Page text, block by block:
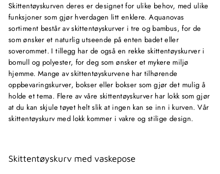
Skittentøyskurven deres er designet for ulike behov, med ulike
funksjoner som gjør hverdagen litt enklere. Aquanovas
sortiment består av skittentøyskurver i tre og bambus, for de
som ønsker et naturlig utseende på enten badet eller
soverommet. I tillegg har de også en rekke skittentøyskurver i
bomull og polyester, for deg som ønsker et mykere miljø
hjemme. Mange av skittentøyskurvene har tilhørende
oppbevaringskurver, bokser eller bokser som gjør det mulig å
holde et tema. Flere av våre skittentøyskurver har lokk som gjør
at du kan skjule tøyet helt slik at ingen kan se inn i kurven. Vår
skittentøyskurv med lokk kommer i vakre og stilige design.
Skittentøyskurv med vaskepose